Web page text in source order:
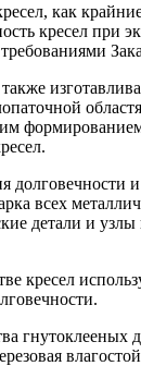
как
кресел при
всех
детали и
кресел
гнутоклееных